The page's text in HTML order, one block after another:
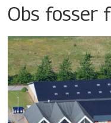
Obs